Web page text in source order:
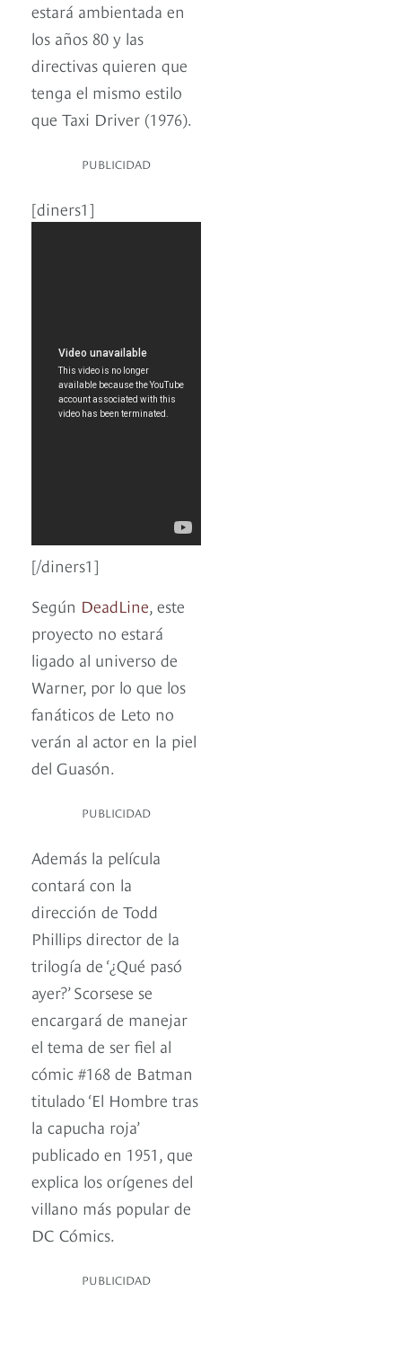
estará ambientada en
los años 80 y las
directivas quieren que
tenga el mismo estilo
que Taxi Driver (1976).
PUBLICIDAD
[diners1]
[/diners1]
Según DeadLine, este
proyecto no estará
ligado al universo de
Warner, por lo que los
fanáticos de Leto no
verán al actor en la piel
del Guasón.
PUBLICIDAD
Además la película
contará con la
dirección de Todd
Phillips director de la
trilogía de ‘¿Qué pasó
ayer?’ Scorsese se
encargará de manejar
el tema de ser fiel al
cómic #168 de Batman
titulado ‘El Hombre tras
la capucha roja’
publicado en 1951, que
explica los orígenes del
villano más popular de
DC Cómics.
PUBLICIDAD